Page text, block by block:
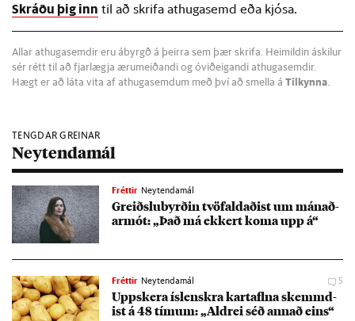
Skráðu þig inn til að skrifa athugasemd eða kjósa.
Allar athugasemdir eru ábyrgð á þeirra sem þær skrifa. Heimildin áskilur
sér rétt til að fjarlægja ærumeiðandi og óviðeigandi athugasemdir.
Hægt er að láta vita af athugasemdum með því að smella á Tilkynna
TENGDAR GREINAR
Neytendamál
Fréttir Neytendamál
Greiðslu­byrð­in tvö­fald­að­ist um mán­að­
ar­mót: „Það má ekk­ert koma upp á“
Fréttir Neytendamál 5
Upp­skera ís­lenskra kart­aflna skemmd­
ist á 48 tím­um: „Aldrei séð ann­að eins“